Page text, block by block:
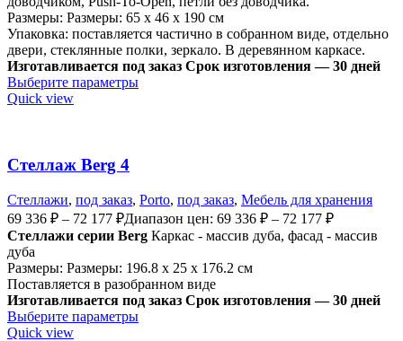
Размеры: Размеры: 65 x 46 x 190 см
Упаковка: поставляется частично в собранном виде, отдельно
двери, стеклянные полки, зеркало. В деревянном каркасе.
Изготавливается под заказ Срок изготовления — 30 дней
Выберите параметры
Quick view
Стеллаж Berg 4
Стеллажи, под заказ, Porto, под заказ, Мебель для хранения
69 336 ₽ – 72 177 ₽Диапазон цен: 69 336 ₽ – 72 177 ₽
Стеллажи серии Berg Каркас - массив дуба, фасад - массив
дуба
Размеры: Размеры: 196.8 x 25 x 176.2 см
Поставляется в разобранном виде
Изготавливается под заказ Срок изготовления — 30 дней
Выберите параметры
Quick view